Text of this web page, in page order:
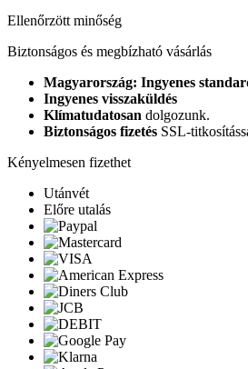
Ellenőrzött minőség
Biztonságos és megbízható vásárlás
Magyarország: Ingyenes
Ingyenes visszaküldés
Klímatudatosan dolgozunk.
Biztonságos fizetés SSL-
Kényelmesen fizethet
Utánvét
Előre utalás